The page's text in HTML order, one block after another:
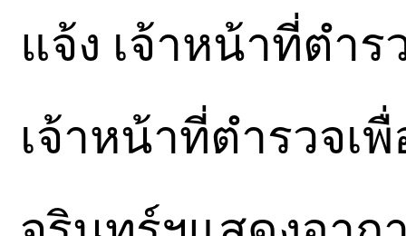
แจ้ง เจ้าหน้าที่ตำ
เจ้าหน้าที่ตำรวจเ